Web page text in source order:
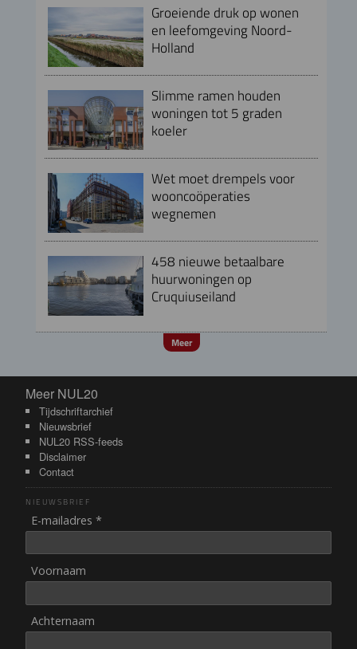
Groeiende druk op wonen
en leefomgeving Noord-
Holland
Slimme ramen houden
woningen tot 5 graden
koeler
Wet moet drempels voor
wooncoöperaties
wegnemen
458 nieuwe betaalbare
huurwoningen op
Cruquiuseiland
Meer
Meer NUL20
Meer NUL20
Tijdschriftarchief
Nieuwsbrief
NUL20 RSS-feeds
Disclaimer
Contact
NIEUWSBRIEF
E-mailadres *
Voornaam
Achternaam